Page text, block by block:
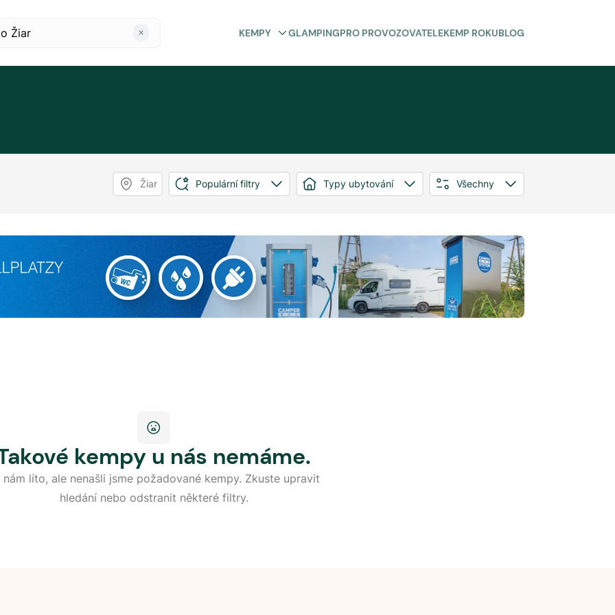
KEMPY GLAMPINGPRO PROVOZOVATELEKEMP ROKUBLOG
Žiar Populární filtry Typy ubytování Všechny
kempy u nás nemáme.
nám líto, ale nenašli jsme požadované kempy. Zkuste upravit
hledání nebo odstranit některé filtry.